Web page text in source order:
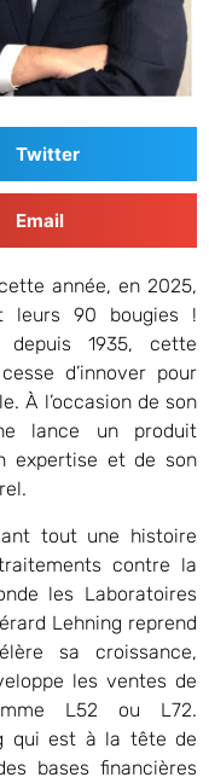
Twitter
Email
année, en 2025,
leurs 90 bougies !
depuis 1935, cette
d’innover pour
À l’occasion de son
lance un produit
expertise et de son
tout une histoire
contre la
les Laboratoires
Lehning reprend
sa croissance,
les ventes de
L52 ou L72.
qui est à la tête de
bases financières